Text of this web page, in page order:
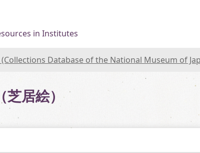
in Institutes
Database of the National Museum of
居絵）